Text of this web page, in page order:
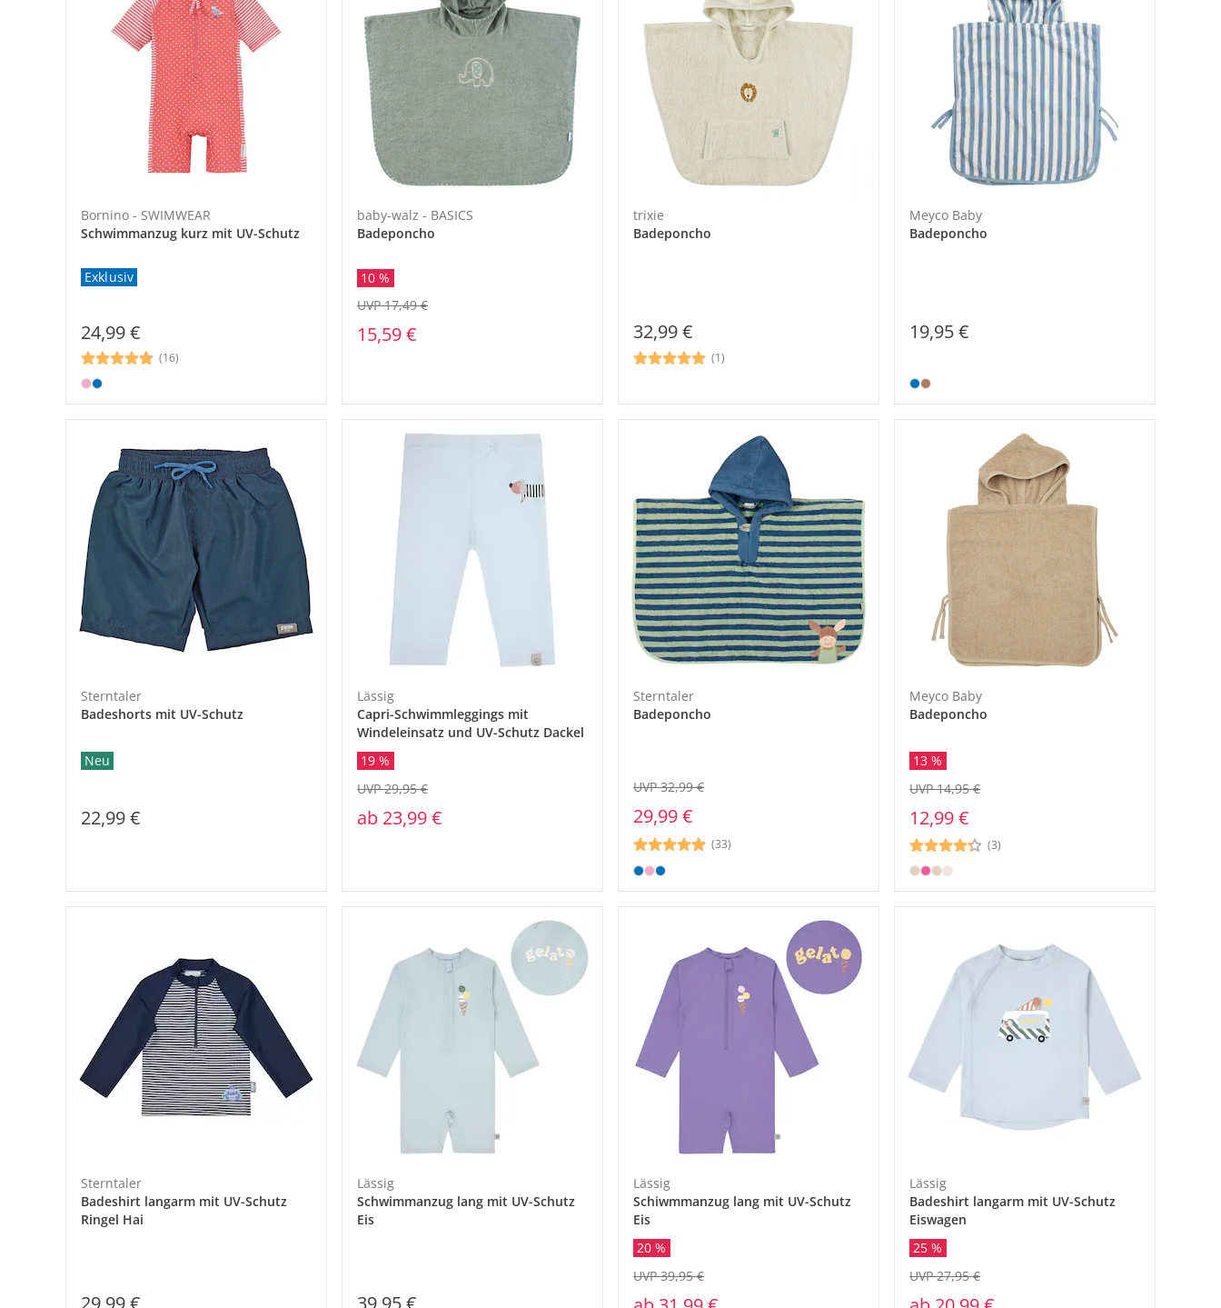
Bornino - SWIMWEAR
Schwimmanzug kurz mit UV-Schutz
Exklusiv
24,99 €
(16)
baby-walz - BASICS
Badeponcho
10 %
15,59 €
UVP 17,49 €
trixie
Badeponcho
32,99 €
(1)
Meyco Baby
Badeponcho
19,95 €
Sterntaler
Badeshorts mit UV-Schutz
Neu
22,99 €
Lässig
Capri-Schwimmleggings mit
Windeleinsatz und UV-Schutz Dackel
19 %
ab 23,99 €
UVP 29,95 €
Sterntaler
Badeponcho
29,99 €
UVP 32,99 €
(33)
Meyco Baby
Badeponcho
13 %
12,99 €
UVP 14,95 €
(3)
Sterntaler
Badeshirt langarm mit UV-Schutz
Ringel Hai
29,99 €
Lässig
Schwimmanzug lang mit UV-Schutz
Eis
39,95 €
Lässig
Schiwmmanzug lang mit UV-Schutz
Eis
20 %
UVP 39,95 €
Lässig
Badeshirt langarm mit UV-Schutz
Eiswagen
25 %
UVP 27,95 €